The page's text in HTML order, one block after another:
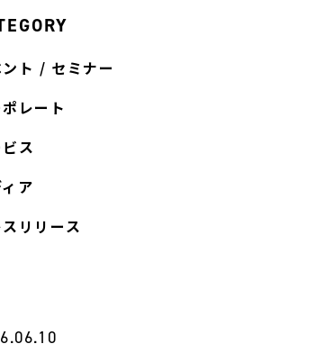
ービス
ト / セミナー
レート
ス
ア
リリース